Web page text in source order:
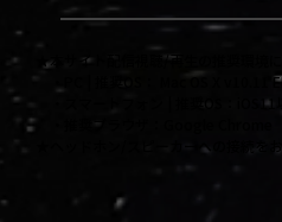
★本サイト配信視聴/再生の推奨環境
・PC | 推奨OS： Mac OS X
・スマートフォン | 推奨OS：
​★ヘッドホン/スピーカーへの接続をお